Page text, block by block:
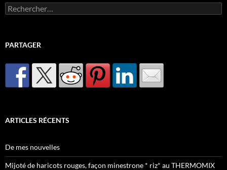
Rechercher :
PARTAGER
ARTICLES RÉCENTS
De mes nouvelles
Mijoté de haricots rouges, façon minestrone * riz* au THERMOMIX